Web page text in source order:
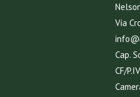
Via
Cap.
CF/